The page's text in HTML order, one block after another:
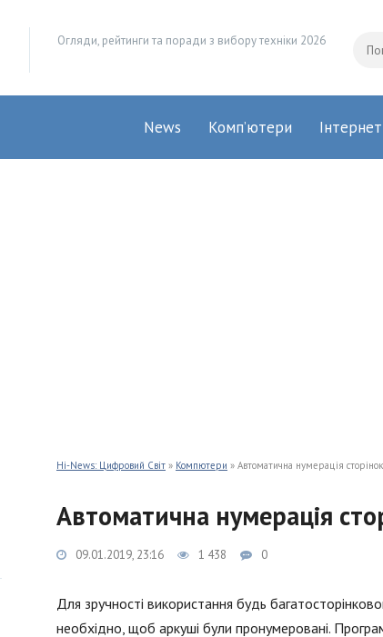
Огляди, рейтинги та поради з вибору техніки 2026
News Комп’ютери Інтернет
Hi-News: Цифровий Світ » Компютери » Автоматична нумерація
Автоматична нумерація
09.01.2019, 23:16 1 438 0
Для зручності використання будь
необхідно, щоб аркуші були пронумеровані.